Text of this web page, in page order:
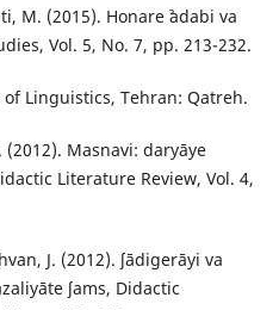
M. (2015). Honare ˀadabi va
Vol. 5, No. 7, pp. 213-232.
Linguistics, Tehran: Qatreh.
Masnavi: daryāye
Literature Review, Vol. 4,
J. (2012). ʃādigerāyi va
ʃams, Didactic